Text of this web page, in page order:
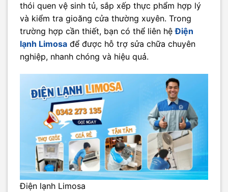
thói quen vệ sinh tủ, sắp xếp thực phẩm hợp lý
và kiểm tra gioăng cửa thường xuyên. Trong
trường hợp cần thiết, bạn có thể liên hệĐiện
lạnh Limosa để được hỗ trợ sửa chữa chuyên
nghiệp, nhanh chóng và hiệu quả.
Điện lạnh Limosa